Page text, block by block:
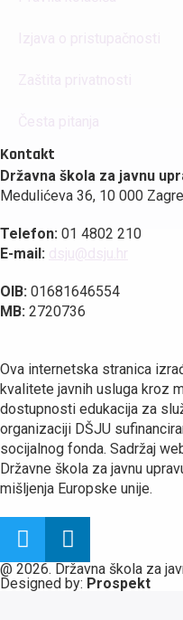
Kontakt
Državna škola za javnu
Medulićeva 36, 10 000
Telefon: 01 4802 210
E-mail: dsju@dsju.hr
OIB: 01681646554
MB: 2720736
Ova internetska stranica
kvalitete javnih usluga kroz
dostupnosti edukacija za
organizaciji DŠJU
socijalnog fonda. Sadržaj
Državne škola za javnu
mišljenja Europske unije.
@ 2026. Državna škola za
Designed by: Prospekt